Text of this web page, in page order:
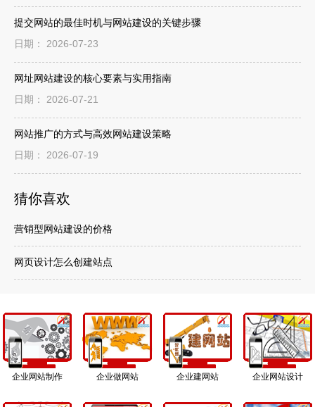
提交网站的最佳时机与网站建设的关键步骤
日期： 2026-07-23
网址网站建设的核心要素与实用指南
日期： 2026-07-21
网站推广的方式与高效网站建设策略
日期： 2026-07-19
猜你喜欢
营销型网站建设的价格
网页设计怎么创建站点
企业网站制作 企业做网站 企业建网站 企业网站设计